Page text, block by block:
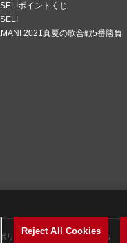
らせ
知らせ
ポイントくじ
2021真夏の歌合戦5番勝負
リシー Cookies Settings
Reject All Cookies